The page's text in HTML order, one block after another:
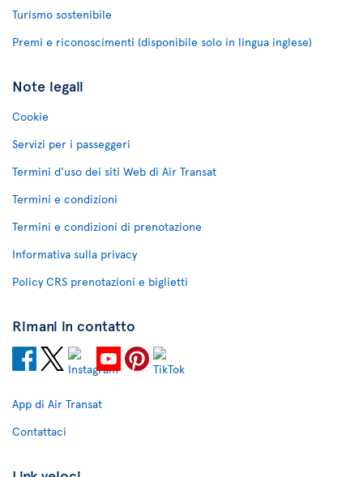
Turismo sostenibile
Premi e riconoscimenti (disponibile solo in lingua inglese)
Note legali
Cookie
Servizi per i passeggeri
Termini d'uso dei siti Web di Air Transat
Termini e condizioni
Termini e condizioni di prenotazione
Informativa sulla privacy
Policy CRS prenotazioni e biglietti
Rimani in contatto
App di Air Transat
Contattaci